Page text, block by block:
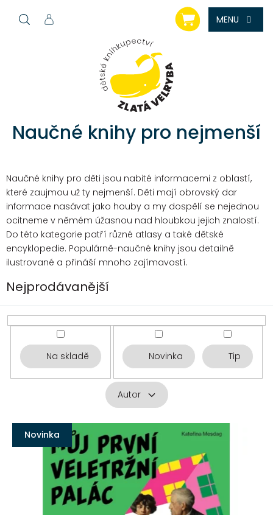
NÁKUPNÍ
KOŠÍK
Naučné knihy pro nejmenší
Naučné knihy pro děti jsou nabité informacemi z oblastí,
které zaujmou už ty nejmenší. Děti mají obrovský dar
informace nasávat jako houby a my dospělí se nejednou
ocitneme v němém úžasnou nad hloubkou jejich znalostí.
Do této kategorie patří různé atlasy a také dětské
encyklopedie. Populárně-naučné knihy jsou detailně
ilustrované a přináší mnoho zajímavostí.
Nejprodávanější
Na skladě Novinka Tip
Autor
V
p
Novinka